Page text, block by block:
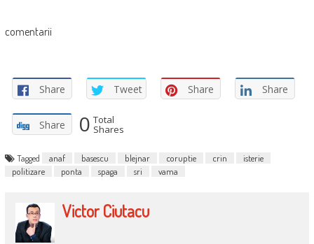
comentarii
Share Tweet Share Share
Share 0 Total
Shares
Tagged anaf basescu blejnar coruptie crin
isterie
politizare
ponta spaga sri vama
Victor Ciutacu